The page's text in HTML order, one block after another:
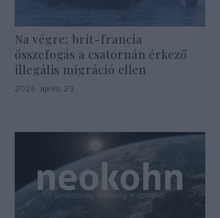
Na végre: brit-francia
összefogás a csatornán érkező
illegális migráció ellen
2026. április 23.